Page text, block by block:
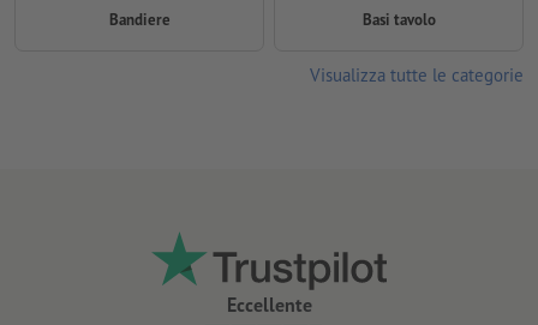
Eccellente
Bandiere Basi tavolo
Visualizza tutte le categorie